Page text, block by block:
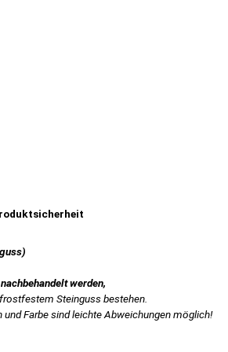
werden,
Steinguss bestehen.
und Farbe sind leichte Abweichungen möglich!